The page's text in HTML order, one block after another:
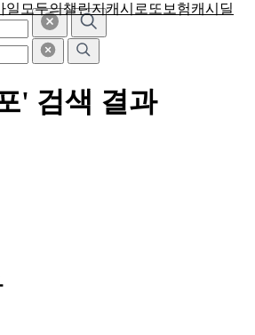
일 모두의챌린지캐시로또 보험캐시딜
' 검색 결과